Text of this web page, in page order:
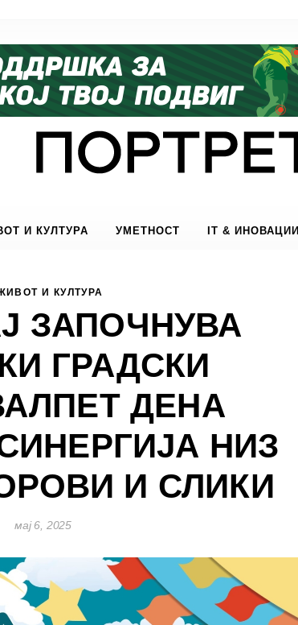
И КУЛТУРА УМЕТНОСТ IT & ИНОВАЦИИ
И КУЛТУРА
ЗАПОЧНУВА
ГРАДСКИ
ДЕНА
НИЗ
И СЛИКИ
мај 6, 2025